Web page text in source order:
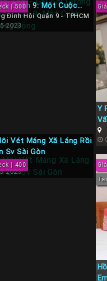
| 500
Quận 9: Một Cuộc
Bỏng
Đình Hội Quận 9 - TPHCM
2023
Y
tại
| 400
Vét Máng Xã Láng Rồi
Sv Sài Gòn
2023